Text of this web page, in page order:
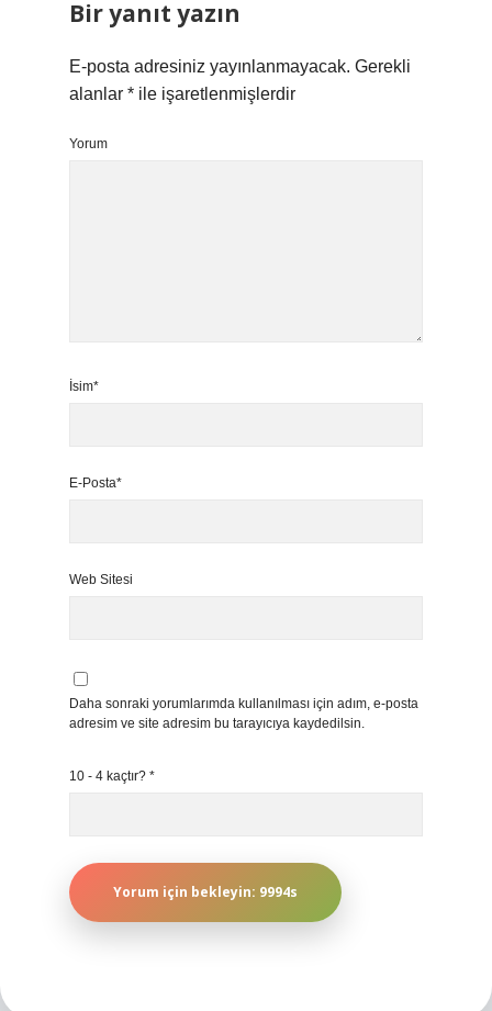
Bir yanıt yazın
E-posta adresiniz yayınlanmayacak. Gerekli
alanlar * ile işaretlenmişlerdir
Yorum
İsim*
E-Posta*
Web Sitesi
Daha sonraki yorumlarımda kullanılması için adım, e-posta
adresim ve site adresim bu tarayıcıya kaydedilsin.
10 - 4 kaçtır? *